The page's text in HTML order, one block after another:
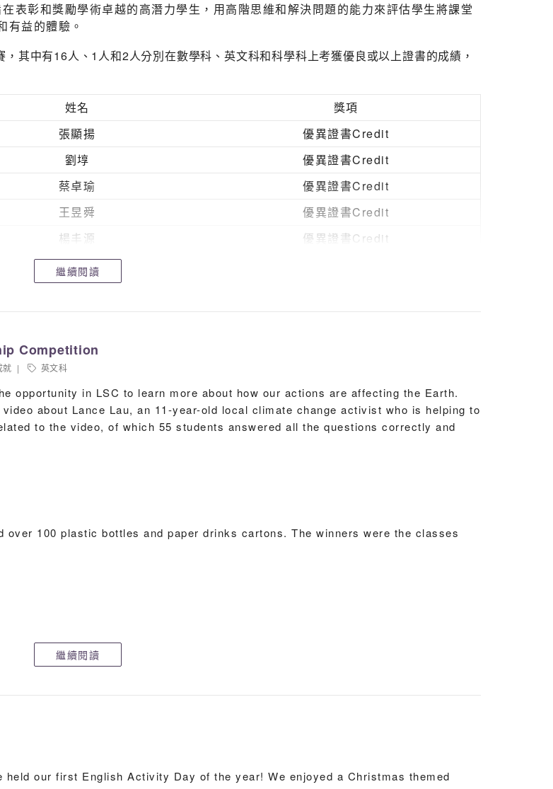
表彰和獎勵學術卓越的高潛力學生，用高階思維和解決問題的能力來評估學生將課堂
有益的體驗。
其中有16人、1人和2人分別在數學科、英文科和科學科上考獲優良或以上證書的成績，
姓名
獎項
張顯揚
優異證書Credit
劉埻
優異證書Credit
蔡卓瑜
優異證書Credit
王昱舜
優異證書Credit
楊丰源
優異證書Credit
劉智康
劉鎧狄
優異證書Credit
趙靈兒
胡迪皓
余澤涵
優異證書Credit
張柏恒
優異證書Credit
譚正豪
優異證書Credit
繼續閱讀
Competition
就 英文科
opportunity in LSC to learn more about how our actions are affecting the Earth.
about Lance Lau, an 11-year-old local climate change activist who is helping to
to the video, of which 55 students answered all the questions correctly and
100 plastic bottles and paper drinks cartons. The winners were the classes
waste. We hope that we can all learn more and do more to protect our planet for
繼續閱讀
held our first English Activity Day of the year! We enjoyed a Christmas themed